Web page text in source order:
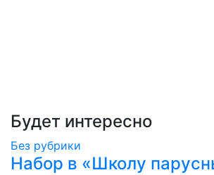
Будет интересно
Без рубрики
Набор в «Школу